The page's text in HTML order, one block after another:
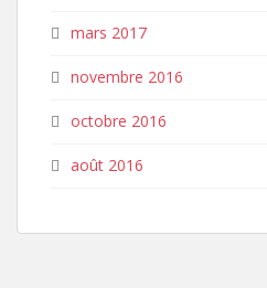
mars 2017
novembre 2016
octobre 2016
août 2016